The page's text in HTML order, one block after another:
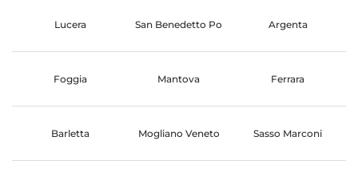
Lucera San Benedetto Po Argenta
Foggia Mantova Ferrara
Barletta Mogliano Veneto Sasso Marconi